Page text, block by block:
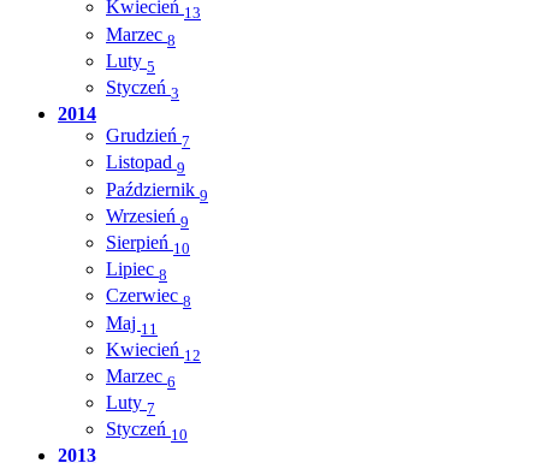
Kwiecień 13
Marzec 8
Luty 5
Styczeń 3
2014
Grudzień 7
Listopad 9
Październik 9
Wrzesień 9
Sierpień 10
Lipiec 8
Czerwiec 8
Maj 11
Kwiecień 12
Marzec 6
Luty 7
Styczeń 10
2013